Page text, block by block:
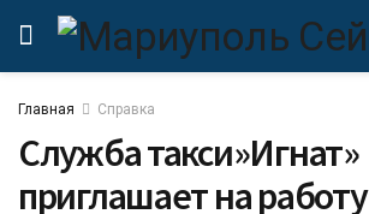
Главная Справка
Служба такси»Игнат»
приглашает на работу